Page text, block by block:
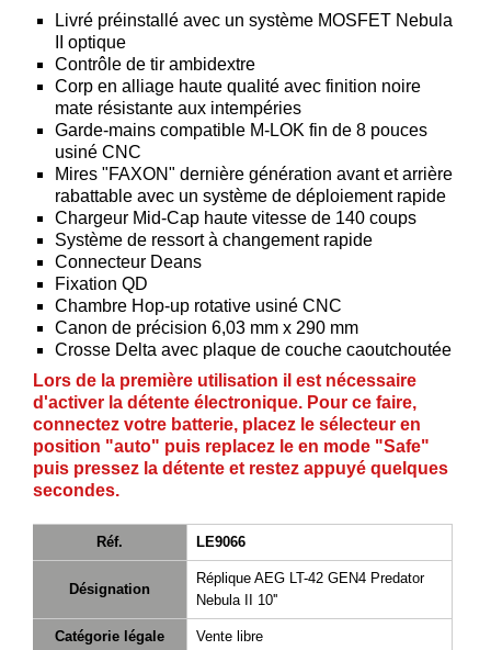
vente
C.G.V.
Nous
contacter
Paramètres
de vos
newsletters
Livré préinstallé avec un système MOSFET Nebula
II optique
Contrôle de tir ambidextre
Corp en alliage haute qualité avec finition noire
mate résistante aux intempéries
Garde-mains compatible M-LOK fin de 8 pouces
usiné CNC
Mires "FAXON" dernière génération avant et arrière
rabattable avec un système de déploiement rapide
Chargeur Mid-Cap haute vitesse de 140 coups
Système de ressort à changement rapide
Connecteur Deans
Fixation QD
Chambre Hop-up rotative usiné CNC
Canon de précision 6,03 mm x 290 mm
Crosse Delta avec plaque de couche caoutchoutée
Lors de la première utilisation il est nécessaire
d'activer la détente électronique. Pour ce faire,
connectez votre batterie, placez le sélecteur en
position "auto" puis replacez le en mode "Safe"
puis pressez la détente et restez appuyé quelques
secondes.
Réf. LE9066
Désignation
Réplique AEG LT-42 GEN4 Predator
Nebula II 10''
Catégorie légale Vente libre